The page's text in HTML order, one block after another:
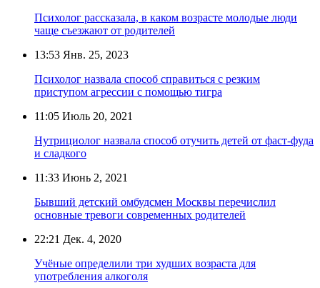
Психолог рассказала, в каком возрасте молодые люди
чаще съезжают от родителей
13:53 Янв. 25, 2023
Психолог назвала способ справиться с резким
приступом агрессии с помощью тигра
11:05 Июль 20, 2021
Нутрициолог назвала способ отучить детей от фаст-фуда
и сладкого
11:33 Июнь 2, 2021
Бывший детский омбудсмен Москвы перечислил
основные тревоги современных родителей
22:21 Дек. 4, 2020
Учёные определили три худших возраста для
употребления алкоголя